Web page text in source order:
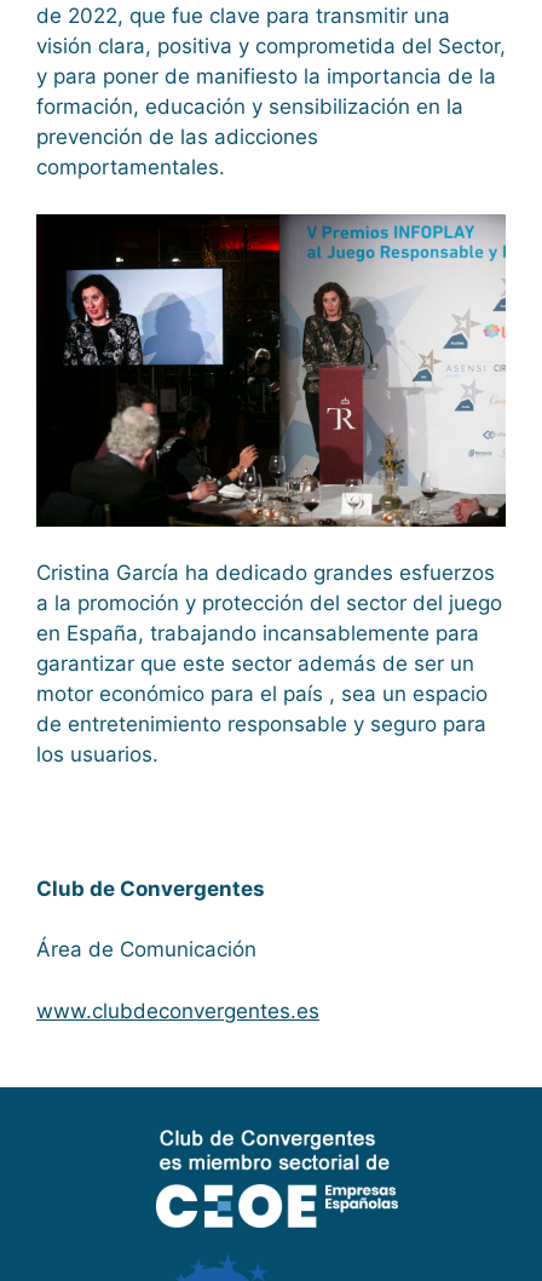
de 2022, que fue clave para transmitir una
visión clara, positiva y comprometida del Sector,
y para poner de manifiesto la importancia de la
formación, educación y sensibilización en la
prevención de las adicciones
comportamentales.
Cristina García ha dedicado grandes esfuerzos
a la promoción y protección del sector del juego
en España, trabajando incansablemente para
garantizar que este sector además de ser un
motor económico para el país , sea un espacio
de entretenimiento responsable y seguro para
los usuarios.
Club de Convergentes
Área de Comunicación
www.clubdeconvergentes.es